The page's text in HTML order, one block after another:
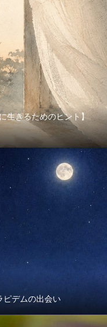
生きるためのヒント】
ピデムの出会い